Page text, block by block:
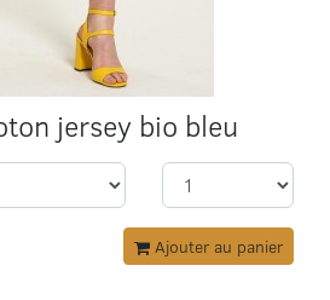
jersey bio bleu
Ajouter au panier